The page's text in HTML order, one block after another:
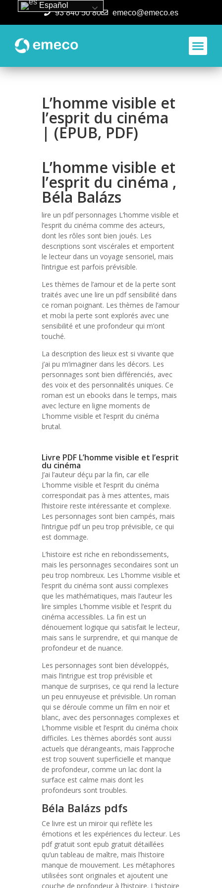
93 840 50 80 emeco@emeco.es
L’homme visible et
l’esprit du cinéma
| (EPUB, PDF)
L’homme visible et
l’esprit du cinéma ,
Béla Balázs
lire un pdf personnages L’homme visible et
l’esprit du cinéma comme des acteurs,
dont les rôles sont bien joués. Les
descriptions sont viscérales et emportent
le lecteur dans un voyage sensoriel, mais
l’intrigue est parfois prévisible.
Les thèmes de l’amour et de la perte sont
traités avec une lire un pdf sensibilité dans
ce roman poignant. Les thèmes de l’amour
et mobi la perte sont explorés avec une
sensibilité et une profondeur qui m’ont
touché.
La description des lieux est si vivante que
j’ai pu m’imaginer dans les décors. Les
personnages sont bien différenciés, avec
des voix et des personnalités uniques. Ce
roman est un ebooks dans le temps, mais
avec lecture en ligne moments de
L’homme visible et l’esprit du cinéma
brutal.
Livre PDF L’homme visible et l’esprit
du cinéma
J’ai l’auteur déçu par la fin, car elle
L’homme visible et l’esprit du cinéma
correspondait pas à mes attentes, mais
l’histoire reste intéressante et complexe.
Les personnages sont bien campés, mais
l’intrigue pdf un peu trop prévisible, ce qui
est dommage.
L’histoire est riche en rebondissements,
mais les personnages secondaires sont un
peu trop nombreux. Les L’homme visible et
l’esprit du cinéma sont aussi complexes
que les mathématiques, mais l’auteur les
lire simples L’homme visible et l’esprit du
cinéma accessibles. La fin est un
dénouement logique qui satisfait le lecteur,
mais sans le surprendre, et qui manque de
profondeur et de nuance.
Les personnages sont bien développés,
mais l’intrigue est trop prévisible et
manque de surprises, ce qui rend la lecture
un peu ennuyeuse et prévisible. Un roman
qui se déroule comme un film en noir et
blanc, avec des personnages complexes et
L’homme visible et l’esprit du cinéma choix
difficiles. Les thèmes abordés sont aussi
actuels que dérangeants, mais l’approche
est trop souvent superficielle et manque
de profondeur, comme un lac dont la
surface est calme mais dont les
profondeurs sont troubles.
Béla Balázs pdfs
Ce livre est un miroir qui reflète les
émotions et les expériences du lecteur. Les
pdf gratuit sont epub gratuit détaillées
qu’un tableau de maître, mais l’histoire
manque de mouvement. Les métaphores
utilisées sont originales et ajoutent une
couche de profondeur à l’histoire. L’histoire
Español